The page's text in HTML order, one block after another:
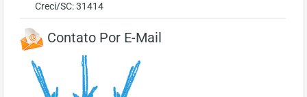
Creci/SC: 31414
Contato Por E-Mail